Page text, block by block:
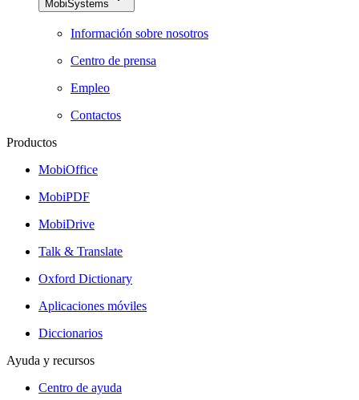
MobiSystems
Información sobre nosotros
Centro de prensa
Empleo
Contactos
Productos
MobiOffice
MobiPDF
MobiDrive
Talk & Translate
Oxford Dictionary
Aplicaciones móviles
Diccionarios
Ayuda y recursos
Centro de ayuda